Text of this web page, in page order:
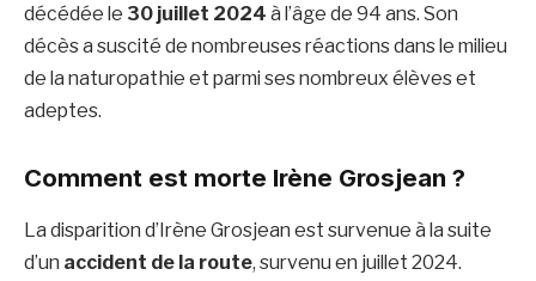
décédée le 30 juillet 2024 à l’âge de 94 ans. Son
décès a suscité de nombreuses réactions dans le milieu
de la naturopathie et parmi ses nombreux élèves et
adeptes.
Comment est morte Irène Grosjean ?
La disparition d’Irène Grosjean est survenue à la suite
d’un accident de la route, survenu en juillet 2024.